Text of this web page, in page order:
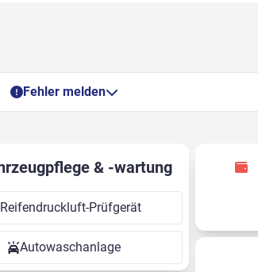
Fehler melden
& -wartung
Reifendruckluft-Prüfgerät
Autowaschanlage